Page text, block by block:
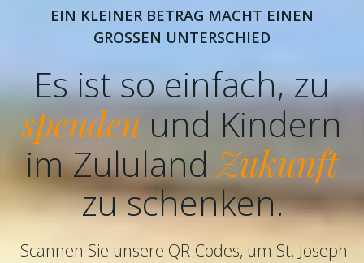
EIN KLEINER BETRAG MACHT EINEN
GROSSEN UNTERSCHIED
Es ist so einfach, zu
spenden und Kindern
im Zululand Zukunft
zu schenken.
Scannen Sie unsere QR-Codes, um St. Joseph